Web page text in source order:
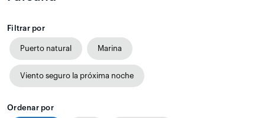
Filtrar por
Puerto natural Marina
Viento seguro la próxima noche
Ordenar por